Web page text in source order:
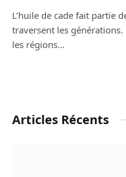
L’huile de cade fait partie
traversent les
les régions…
Articles Récents